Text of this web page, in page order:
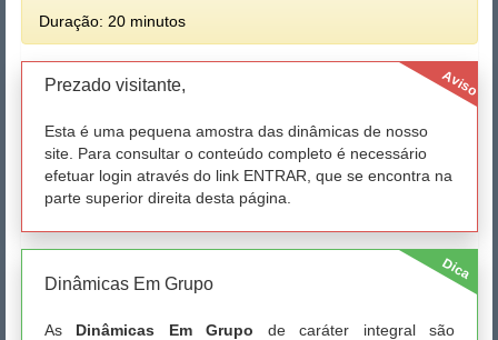
Duração: 20 minutos
Aviso
Prezado visitante,
Esta é uma pequena amostra das dinâmicas de nosso
site. Para consultar o conteúdo completo é necessário
efetuar login através do link ENTRAR, que se encontra na
parte superior direita desta página.
Dica
Dinâmicas Em Grupo
As Dinâmicas Em Grupo de caráter integral são